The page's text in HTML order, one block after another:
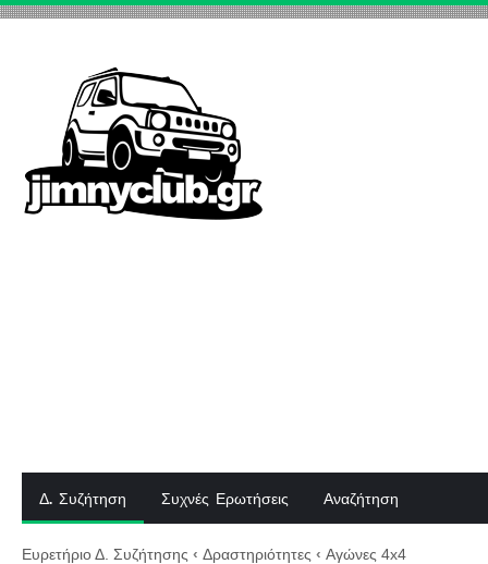
Δ. Συζήτηση Συχνές Ερωτήσεις Αναζήτηση
Ευρετήριο Δ. Συζήτησης ‹ Δραστηριότητες ‹ Αγώνες 4x4